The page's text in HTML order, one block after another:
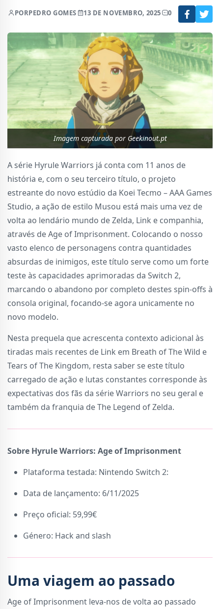
PORPEDRO GOMES 13 DE NOVEMBRO, 2025 0
Imagem capturada por Geekinout.pt
A série Hyrule Warriors já conta com 11 anos de
história e, com o seu terceiro título, o projeto
estreante do novo estúdio da Koei Tecmo – AAA Games
Studio, a ação de estilo Musou está mais uma vez de
volta ao lendário mundo de Zelda, Link e companhia,
através de Age of Imprisonment. Colocando o nosso
vasto elenco de personagens contra quantidades
absurdas de inimigos, este título serve como um forte
teste às capacidades aprimoradas da Switch 2,
marcando o abandono por completo destes spin-offs à
consola original, focando-se agora unicamente no
novo modelo.
Nesta prequela que acrescenta contexto adicional às
tiradas mais recentes de Link em Breath of The Wild e
Tears of The Kingdom, resta saber se este título
carregado de ação e lutas constantes corresponde às
expectativas dos fãs da série Warriors no seu geral e
também da franquia de The Legend of Zelda.
Sobre Hyrule Warriors: Age of Imprisonment
Plataforma testada: Nintendo Switch 2:
Data de lançamento: 6/11/2025
Preço oficial: 59,99€
Género: Hack and slash
Uma viagem ao passado
Age of Imprisonment leva-nos de volta ao passado